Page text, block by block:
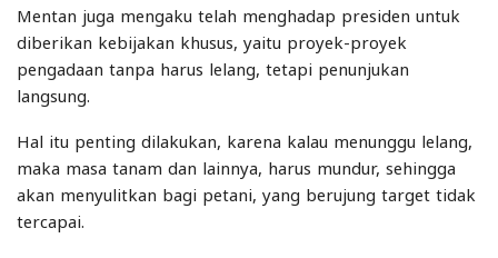
Mentan juga mengaku telah menghadap presiden untuk
diberikan kebijakan khusus, yaitu proyek-proyek
pengadaan tanpa harus lelang, tetapi penunjukan
langsung.
Hal itu penting dilakukan, karena kalau menunggu lelang,
maka masa tanam dan lainnya, harus mundur, sehingga
akan menyulitkan bagi petani, yang berujung target tidak
tercapai.